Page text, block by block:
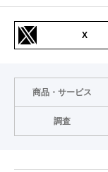
X
商品・サービス
調査